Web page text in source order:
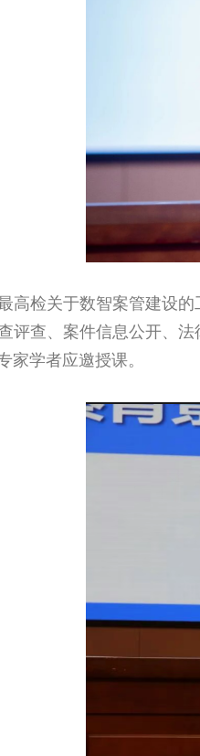
检关于数智案管建设的
评查、案件信息公开、
家学者应邀授课。